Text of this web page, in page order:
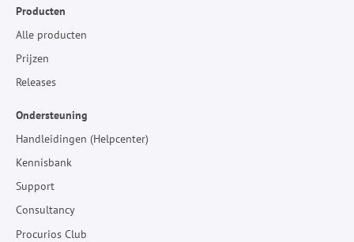
Producten
Alle producten
Prijzen
Releases
Ondersteuning
Handleidingen (Helpcenter)
Kennisbank
Support
Consultancy
Procurios Club